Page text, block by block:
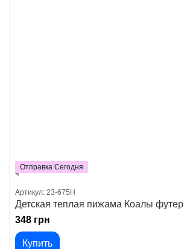
Отправка Сегодня
Артикул: 23-675Н
Детская теплая пижама Коалы футер
348 грн
Купить